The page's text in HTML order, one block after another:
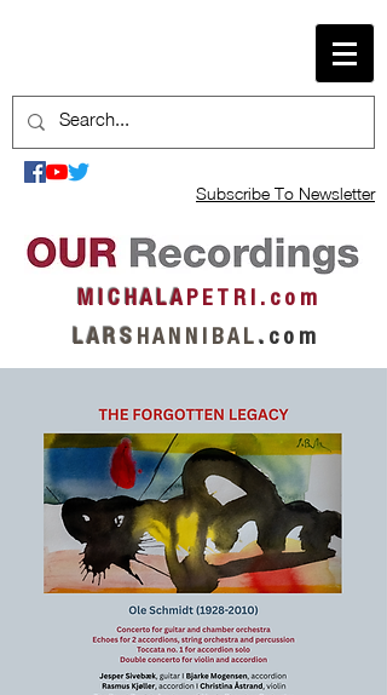
Subscribe To Newsletter
M I C H A L AP E T R I . c o m
L A R S H A N N I B A L . c o m